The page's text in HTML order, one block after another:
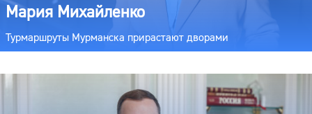
Мария Михайленко
Турмаршруты Мурманска прирастают дворами